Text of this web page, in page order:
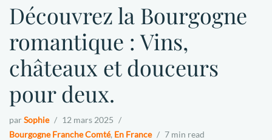
Découvrez la Bourgogne
romantique : Vins,
châteaux et douceurs
pour deux.
par Sophie
12 mars 2025
Bourgogne Franche Comté, En France 7 min read